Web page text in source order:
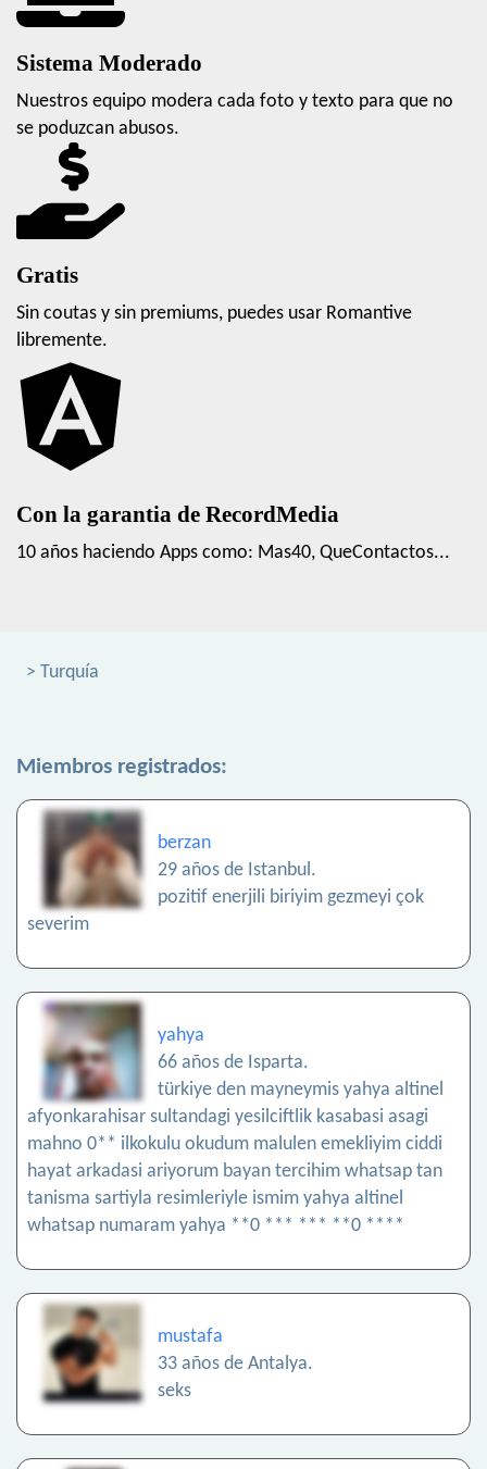
Sistema Moderado
Nuestros equipo modera cada foto y texto para que no
se poduzcan abusos.
Gratis
Sin coutas y sin premiums, puedes usar Romantive
libremente.
Con la garantia de RecordMedia
10 años haciendo Apps como: Mas40, QueContactos...
> Turquía
Miembros registrados:
berzan
29 años de Istanbul.
pozitif enerjili biriyim gezmeyi çok
severim
yahya
66 años de Isparta.
türkiye den mayneymis yahya altinel
afyonkarahisar sultandagi yesilciftlik kasabasi asagi
mahno 0** ilkokulu okudum malulen emekliyim ciddi
hayat arkadasi ariyorum bayan tercihim whatsap tan
tanisma sartiyla resimleriyle ismim yahya altinel
whatsap numaram yahya **0 *** *** **0 ****
mustafa
33 años de Antalya.
seks